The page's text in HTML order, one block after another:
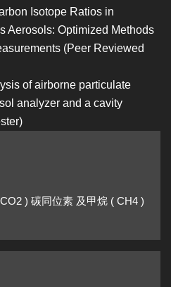
Isotope Ratios in
Aerosols: Optimized Methods
(Peer Reviewed
of airborne particulate
analyzer and a cavity
) 碳同位素 及甲烷 ( CH4 )